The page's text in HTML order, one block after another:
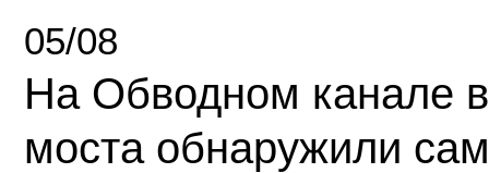
05/08
На Обводном канале
моста обнаружили